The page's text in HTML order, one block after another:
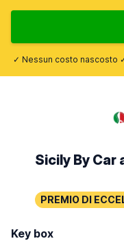
✓ Nessun costo nascosto
Sicily By Car
Key box